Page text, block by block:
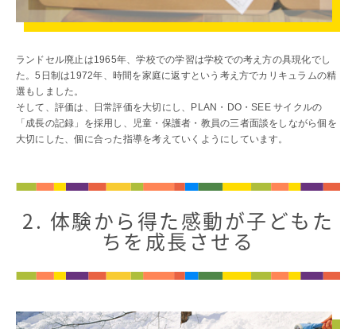
クラブ活動
総合活動
施設・設備紹介
制服紹介
家庭との連携
安全な生活への取り組み
健康な学校生活への取り組み
毎日の食事に心をこめて
ADMISSION
入試・入学案内
オープンスクール
編入学試験
ランドセル廃止は1965年、学校での学習は学校での考え方の具現化でし
た。5日制は1972年、時間を家庭に返すという考え方でカリキュラムの精
選もしました。
そして、評価は、日常評価を大切にし、PLAN・DO・SEE サイクルの
「成長の記録」を採用し、児童・保護者・教員の三者面談をしながら個を
大切にした、個に合った指導を考えていくようにしています。
2. 体験から得た感動が子どもた
ちを成長させる